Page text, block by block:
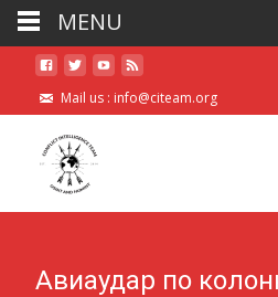
Mail us : info@citeam.org
Авиаудар по
MENU